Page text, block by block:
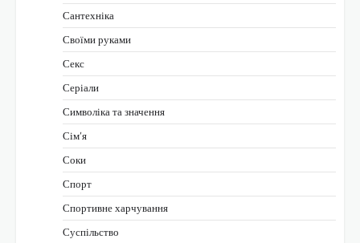
Сантехніка
Своїми руками
Секс
Серіали
Символіка та значення
Сім’я
Соки
Спорт
Спортивне харчування
Суспільство